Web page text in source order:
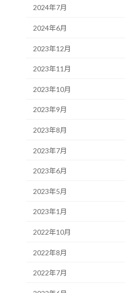
2024年7月
2024年6月
2023年12月
2023年11月
2023年10月
2023年9月
2023年8月
2023年7月
2023年6月
2023年5月
2023年1月
2022年10月
2022年8月
2022年7月